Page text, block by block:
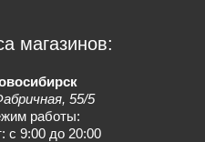
магазинов:
55/5
работы:
с 9:00 до 20:00